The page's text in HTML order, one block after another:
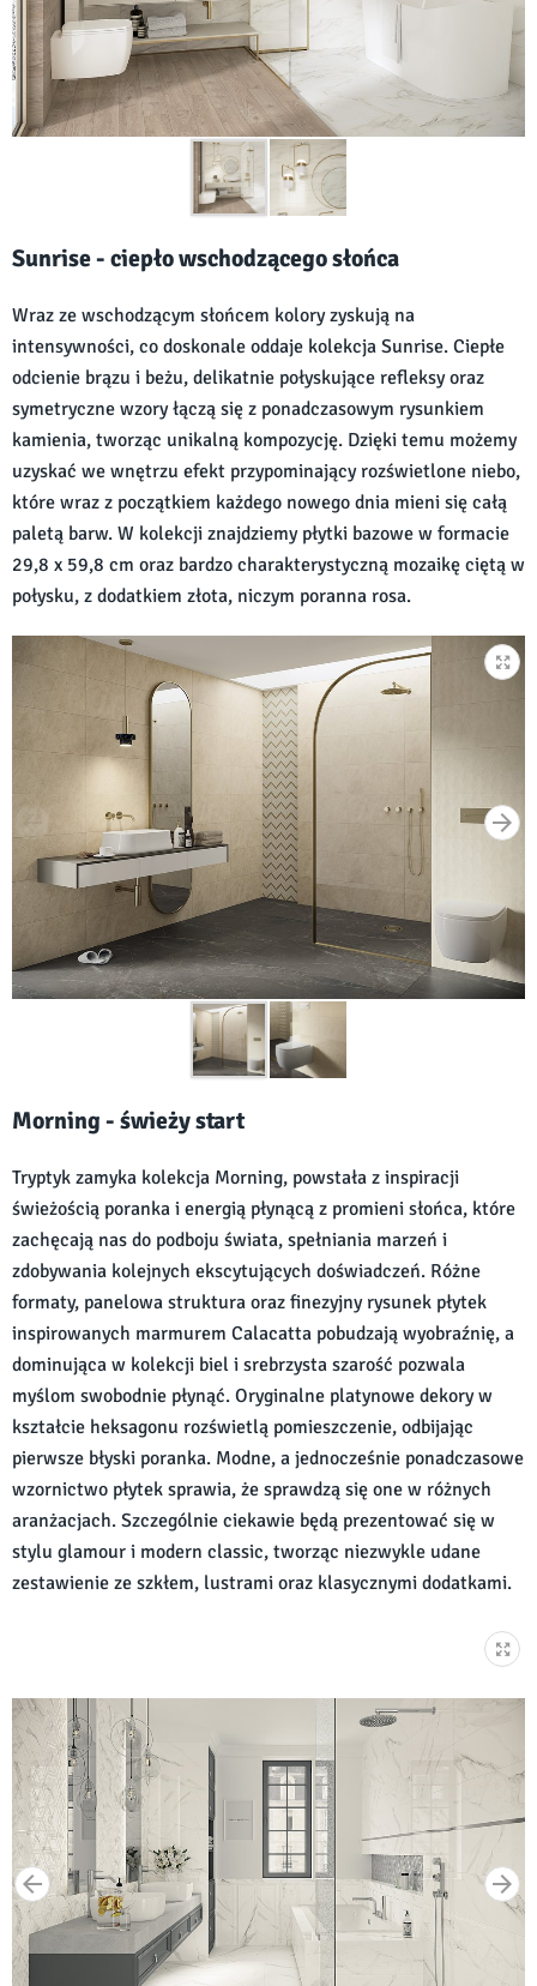
Sunrise - ciepło wschodzącego słońca
Wraz ze wschodzącym słońcem kolory zyskują na
intensywności, co doskonale oddaje kolekcja Sunrise. Ciepłe
odcienie brązu i beżu, delikatnie połyskujące refleksy oraz
symetryczne wzory łączą się z ponadczasowym rysunkiem
kamienia, tworząc unikalną kompozycję. Dzięki temu możemy
uzyskać we wnętrzu efekt przypominający rozświetlone niebo,
które wraz z początkiem każdego nowego dnia mieni się całą
paletą barw. W kolekcji znajdziemy płytki bazowe w formacie
29,8 x 59,8 cm oraz bardzo charakterystyczną mozaikę ciętą w
połysku, z dodatkiem złota, niczym poranna rosa.
Morning - świeży start
Tryptyk zamyka kolekcja Morning, powstała z inspiracji
świeżością poranka i energią płynącą z promieni słońca, które
zachęcają nas do podboju świata, spełniania marzeń i
zdobywania kolejnych ekscytujących doświadczeń. Różne
formaty, panelowa struktura oraz finezyjny rysunek płytek
inspirowanych marmurem Calacatta pobudzają wyobraźnię, a
dominująca w kolekcji biel i srebrzysta szarość pozwala
myślom swobodnie płynąć. Oryginalne platynowe dekory w
kształcie heksagonu rozświetlą pomieszczenie, odbijając
pierwsze błyski poranka. Modne, a jednocześnie ponadczasowe
wzornictwo płytek sprawia, że sprawdzą się one w różnych
aranżacjach. Szczególnie ciekawie będą prezentować się w
stylu glamour i modern classic, tworząc niezwykle udane
zestawienie ze szkłem, lustrami oraz klasycznymi dodatkami.